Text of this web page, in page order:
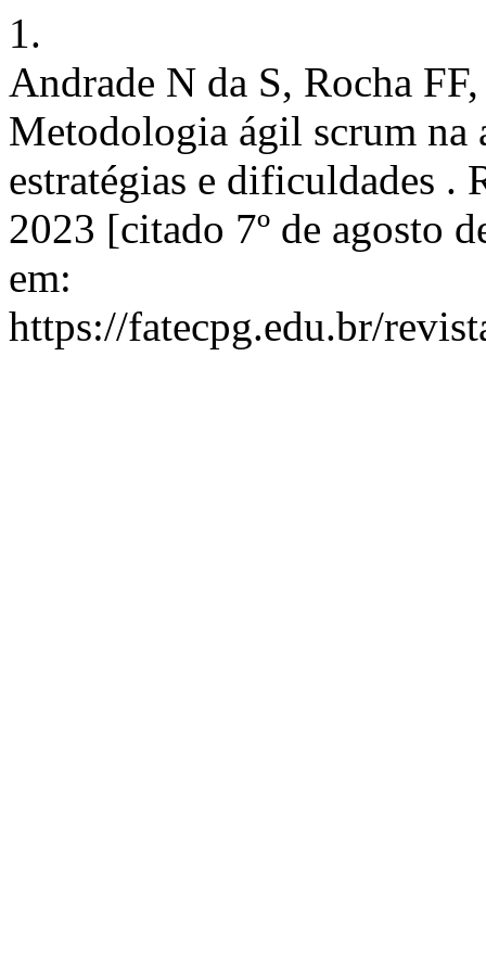
1.
Andrade N da S, Rocha
Metodologia ágil scrum
estratégias e dificuldades .
2023 [citado 7º de agosto
em:
https://fatecpg.edu.br/